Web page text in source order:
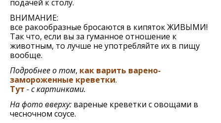
подачей к столу.
ВНИМАНИЕ:
все ракообразные бросаются в кипяток ЖИВЫМИ!
Так что, если вы за гуманное отношение к
животным, то лучше не употребляйте их в пищу
вообще.
Подробнее о том, как варить варено-
замороженные креветки.
Тут - с картинками.
На фото вверху: вареные креветки с овощами в
чесночном соусе.